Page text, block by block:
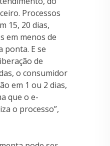
Processos
15, 20 dias,
em menos de
ponta. E se
de
o consumidor
em 1 ou 2 dias,
que o e-
o processo”,